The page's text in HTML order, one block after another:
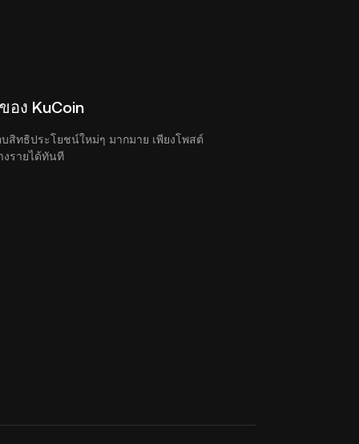
อง KuCoin
สิทธิประโยชน์ใหม่ๆ มากมาย เพียงโพสต์
งรายได้ทันที